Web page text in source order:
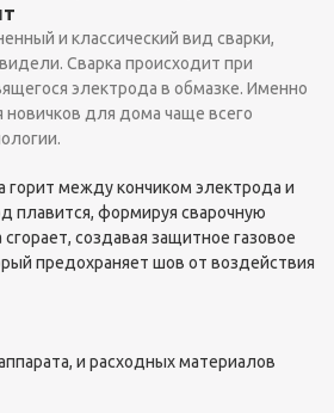
и классический вид сварки,
Сварка происходит при
электрода в обмазке. Именно
новичков для дома чаще всего
горит между кончиком электрода и
плавится, формируя сварочную
сгорает, создавая защитное газовое
предохраняет шов от воздействия
и расходных материалов